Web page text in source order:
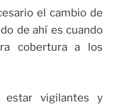
el cambio de
de ahí es cuando
cobertura a los
vigilantes y